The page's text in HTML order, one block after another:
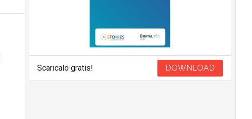
Scaricalo gratis! DOWNLOAD